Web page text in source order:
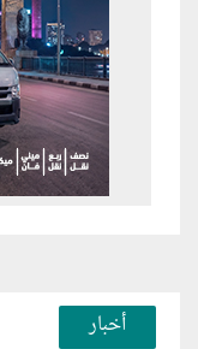
أخبار